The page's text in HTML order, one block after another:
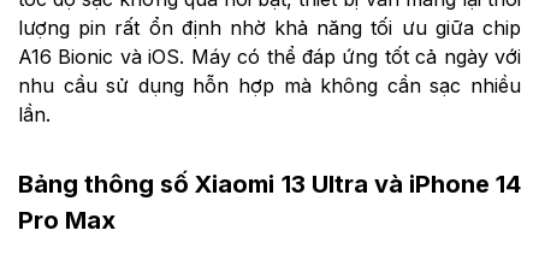
lượng pin rất ổn định nhờ khả năng tối ưu giữa chip
A16 Bionic và iOS. Máy có thể đáp ứng tốt cả ngày với
nhu cầu sử dụng hỗn hợp mà không cần sạc nhiều
lần.
Bảng thông số Xiaomi 13 Ultra và iPhone 14
Pro Max